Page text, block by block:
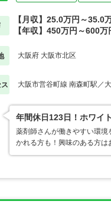
【月収】25.0万円～35.0
【年収】450万円～600万
大阪府 大阪市北区
大阪市営谷町線 南森町駅／
年間休日123日！ホワイ
薬剤師さんが働きやすい環
かれる方も！興味のある方は